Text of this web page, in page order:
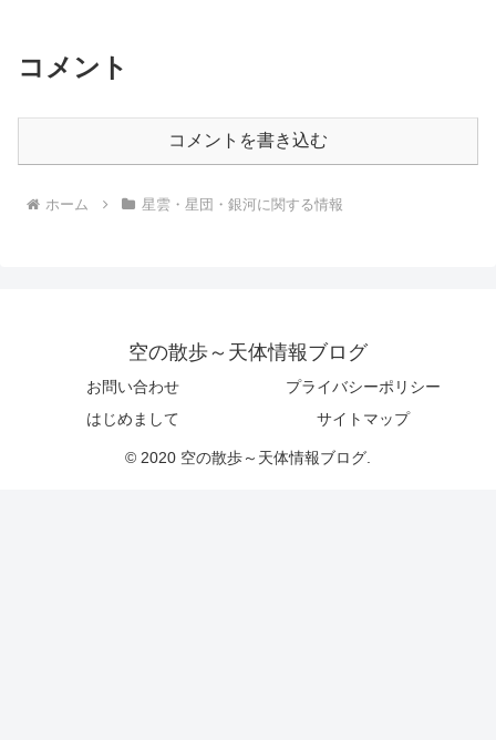
コメント
コメントを書き込む
ホーム 星雲・星団・銀河に関する情報
空の散歩～天体情報ブログ
お問い合わせ
プライバシーポリシー
はじめまして
サイトマップ
© 2020 空の散歩～天体情報ブログ.